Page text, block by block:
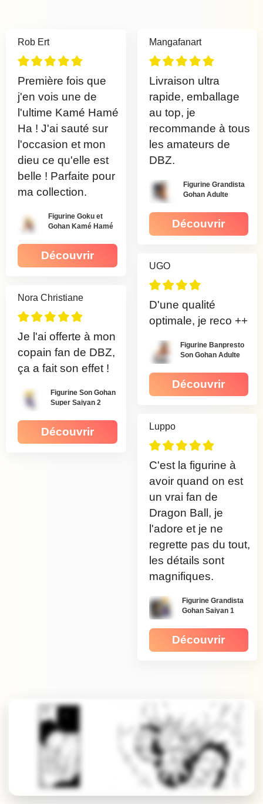
Rob Ert
Première fois que
j'en vois une de
l'ultime Kamé Hamé
Ha ! J'ai sauté sur
l'occasion et mon
dieu ce qu'elle est
belle ! Parfaite pour
ma collection.
Figurine Goku et
Gohan Kamé Hamé
Découvrir
Nora Christiane
Je l'ai offerte à mon
copain fan de DBZ,
ça a fait son effet !
Figurine Son Gohan
Super Saiyan 2
Découvrir
Mangafanart
Livraison ultra
rapide, emballage
au top, je
recommande à tous
les amateurs de
DBZ.
Figurine Grandista
Gohan Adulte
Découvrir
UGO
D'une qualité
optimale, je reco ++
Figurine Banpresto
Son Gohan Adulte
Découvrir
Luppo
C'est la figurine à
avoir quand on est
un vrai fan de
Dragon Ball, je
l'adore et je ne
regrette pas du tout,
les détails sont
magnifiques.
Figurine Grandista
Gohan Saiyan 1
Découvrir